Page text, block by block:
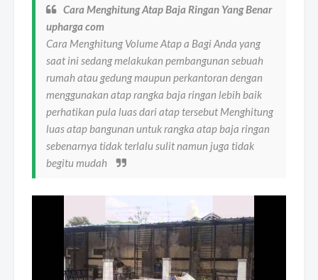
Cara Menghitung Atap Baja Ringan Yang Benar
upharga com
Cara Menghitung Volume Atap a Bagi Anda yang
saat ini sedang melakukan pembangunan sebuah
rumah atau gedung maupun perkantoran dengan
menggunakan atap rangka baja ringan lebih baik
perhatikan pula luas dari atap tersebut Menghitung
luas atap bangunan untuk rangka atap baja ringan
sebenarnya tidak terlalu sulit namun juga tidak
begitu mudah